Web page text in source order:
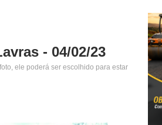
- 04/02/23
ele poderá ser escolhido para estar